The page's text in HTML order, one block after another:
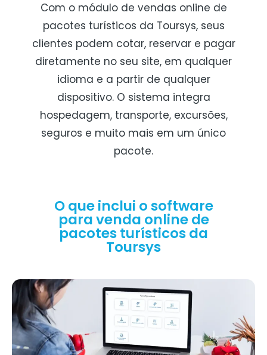
Com o módulo de vendas online de
pacotes turísticos da Toursys, seus
clientes podem cotar, reservar e pagar
diretamente no seu site, em qualquer
idioma e a partir de qualquer
dispositivo. O sistema integra
hospedagem, transporte, excursões,
seguros e muito mais em um único
pacote.
O que inclui o software
para venda online de
pacotes turísticos da
Toursys